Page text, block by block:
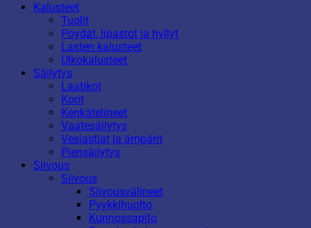
Kalusteet
Tuolit
Pöydät, lipastot ja hyllyt
Lasten kalusteet
Ulkokalusteet
Säilytys
Laatikot
Korit
Kenkätelineet
Vaatesäilytys
Vesiastiat ja ämpärit
Piensäilytys
Siivous
Siivous
Siivousvälineet
Pyykkihuolto
Kunnossapito